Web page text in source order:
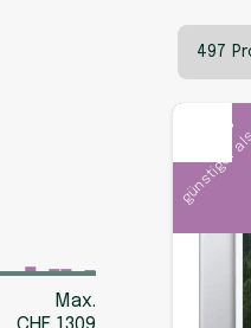
Max.
497
-54 %
günstiger